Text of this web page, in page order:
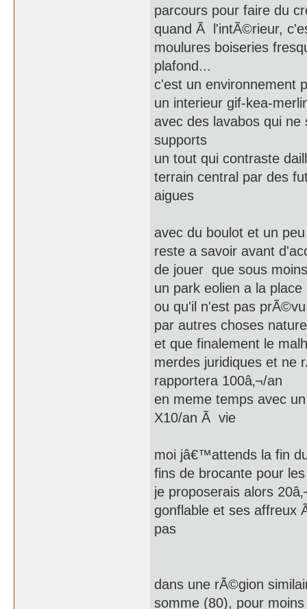
parcours pour faire du
quand Ã l'intÃ©rieur,
moulures boiseries
plafond...
c'est un environnement
un interieur gif-kea-
avec des lavabos qui
supports
un tout qui contraste
terrain central par des
aigues
avec du boulot et un
reste a savoir avant
de jouer que sous
un park eolien a la place
ou qu'il n'est pas
par autres choses
et que finalement le
merdes juridiques et ne
rapportera 100â‚¬/an
en meme temps avec
X10/an Ã vie
moi jâ€™attends la fin
fins de brocante pour
je proposerais alors
gonflable et ses affreux
pas
dans une rÃ©gion
somme (80), pour